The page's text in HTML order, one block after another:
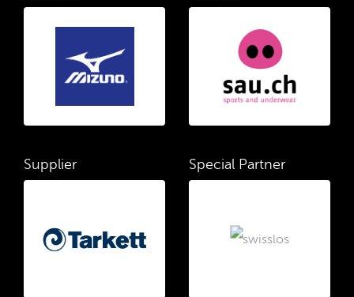
Supplier Special Partner